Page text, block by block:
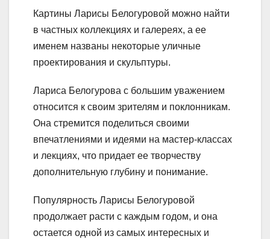
Картины Ларисы Белогуровой можно найти
в частных коллекциях и галереях, а ее
именем названы некоторые уличные
проектирования и скульптуры.
Лариса Белогурова с большим уважением
относится к своим зрителям и поклонникам.
Она стремится поделиться своими
впечатлениями и идеями на мастер-классах
и лекциях, что придает ее творчеству
дополнительную глубину и понимание.
Популярность Ларисы Белогуровой
продолжает расти с каждым годом, и она
остается одной из самых интересных и